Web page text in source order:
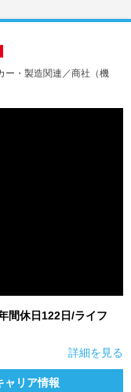
お知らせ
就活コラム
ー・製造関連／商社（機
間休日122日/ライフ
詳細を見る
ャリア情報